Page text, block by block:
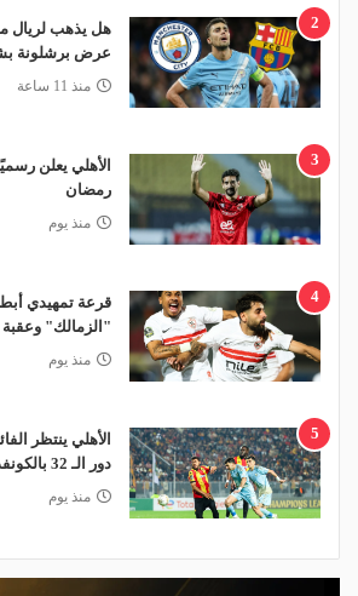
2
هل يذهب لريال
عرض برشلونة
منذ 11 ساعة
3
الأهلي يعلن
رمضان
منذ يوم
4
قرعة تمهيدي
"الزمالك" وعقبة
منذ يوم
5
الأهلي ينتظر
دور الـ 32 بالكونفدرالية
منذ يوم